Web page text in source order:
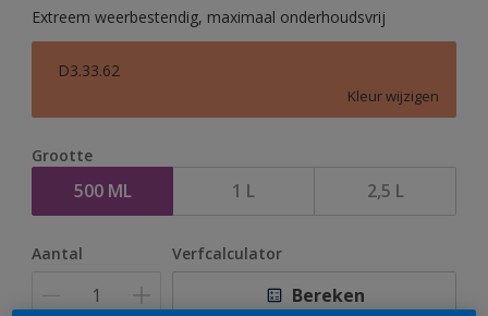
Extreem weerbestendig, maximaal onderhoudsvrij
D3.33.62
Kleur wijzigen
Grootte
500 ML 1 L 2,5 L
Aantal Verfcalculator
Bereken